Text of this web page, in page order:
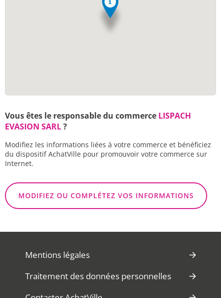
Vous êtes le responsable du commerce LISPACH
EVASION SARL?
Modifiez les informations liées à votre commerce et bénéficiez
du dispositif AchatVille pour promouvoir votre commerce sur
Internet.
MODIFIEZ OU COMPLÉTEZ VOS INFORMATIONS
Mentions légales
Traitement des données personnelles